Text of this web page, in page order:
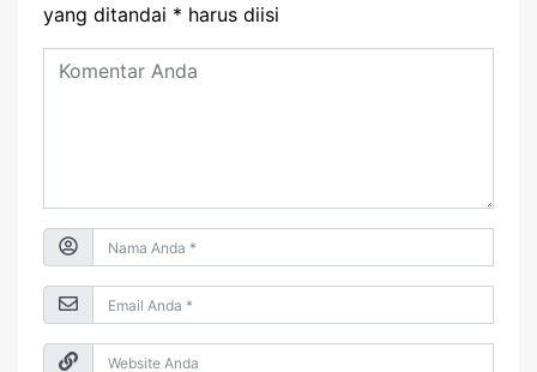
yang ditandai * harus diisi